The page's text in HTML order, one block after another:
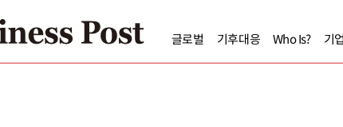
글로벌 기후대응 Who Is? 기